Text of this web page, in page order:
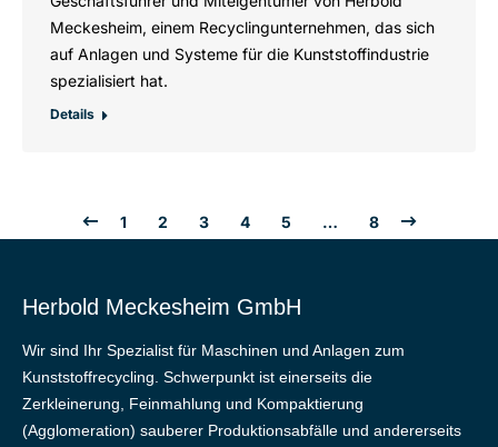
Meckesheim, einem Recyclingunternehmen, das sich
auf Anlagen und Systeme für die Kunststoffindustrie
spezialisiert hat.
Details
1 2 3 4 5 … 8
Herbold Meckesheim GmbH
Wir sind Ihr Spezialist für Maschinen und Anlagen zum
Kunststoffrecycling. Schwerpunkt ist einerseits die
Zerkleinerung, Feinmahlung und Kompaktierung
(Agglomeration) sauberer Produktionsabfälle und andererseits